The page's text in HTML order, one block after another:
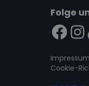
Folge
Impressum
Cookie-